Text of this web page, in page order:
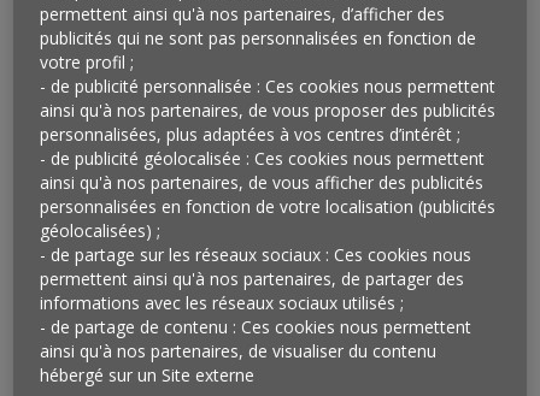
ANALYSE PAR L’ŒIL
Vu chez Unibail-Rodamco…
Le promoteur d’immobilier commercial Unibail-
Rodamcoa récemment conclu un accord avecNiantic
Labs(filiale de Google) pour que les magasins de ses
centres commerciaux soient acceptés comme «portails»
du jeu de réalité alternée Ingress. Fonctionnant via la
géolocalisation et Google Map, ce dernier permet aux
joueurs de s’affronter dans le monde réel pour
parvenir à la domination de la zone la plus vaste
permettent ainsi qu'à nos partenaires, d’afficher des
publicités qui ne sont pas personnalisées en fonction de
votre profil ;
- de publicité personnalisée : Ces cookies nous permettent
ainsi qu'à nos partenaires, de vous proposer des publicités
personnalisées, plus adaptées à vos centres d’intérêt ;
- de publicité géolocalisée : Ces cookies nous permettent
ainsi qu'à nos partenaires, de vous afficher des publicités
personnalisées en fonction de votre localisation (publicités
géolocalisées) ;
- de partage sur les réseaux sociaux : Ces cookies nous
permettent ainsi qu'à nos partenaires, de partager des
informations avec les réseaux sociaux utilisés ;
- de partage de contenu : Ces cookies nous permettent
ainsi qu'à nos partenaires, de visualiser du contenu
hébergé sur un Site externe